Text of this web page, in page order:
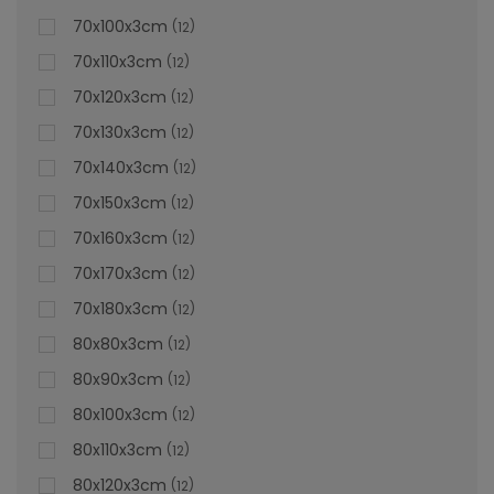
70x100x3cm 12
70x110x3cm 12
70x120x3cm 12
70x130x3cm 12
70x140x3cm 12
70x150x3cm 12
70x160x3cm 12
70x170x3cm 12
70x180x3cm 12
80x80x3cm 12
80x90x3cm 12
80x100x3cm 12
80x110x3cm 12
80x120x3cm 12